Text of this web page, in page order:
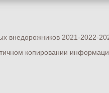
внедорожников 2021-2022-
копировании